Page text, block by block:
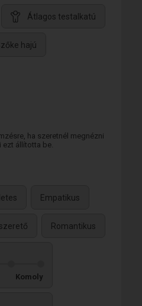
Átlagos testalkatú
hajú
ha szeretnél megnézni
ezt állította be.
Empatikus
Romantikus
Komoly